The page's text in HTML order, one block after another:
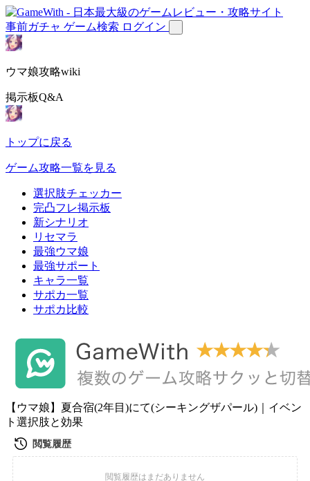
事前ガチャ ゲーム検索 ログイン
ウマ娘攻略wiki
掲示板Q&A
トップに戻る
ゲーム攻略一覧を見る
選択肢チェッカー
完凸フレ掲示板
新シナリオ
リセマラ
最強ウマ娘
最強サポート
キャラ一覧
サポカ一覧
サポカ比較
【ウマ娘】夏合宿(2年目)にて(シーキングザパール)｜イベン
ト選択肢と効果